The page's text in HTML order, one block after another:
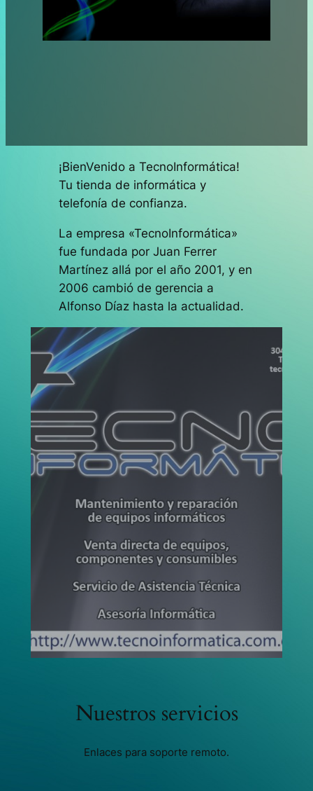
¡BienVenido a TecnoInformática!
Tu tienda de informática y
telefonía de confianza.
La empresa «TecnoInformática»
fue fundada por Juan Ferrer
Martínez allá por el año 2001, y en
2006 cambió de gerencia a
Alfonso Díaz hasta la actualidad.
Nuestros servicios
Enlaces para soporte remoto.